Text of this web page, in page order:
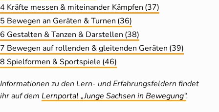
4 Kräfte messen & miteinander Kämpfen (37)
5 Bewegen an Geräten & Turnen (36)
6 Gestalten & Tanzen & Darstellen (38)
7 Bewegen auf rollenden & gleitenden Geräten (39)
8 Spielformen & Sportspiele (46)
Informationen zu den Lern- und Erfahrungsfeldern findet
ihr auf dem Lernportal „Junge Sachsen in Bewegung“.